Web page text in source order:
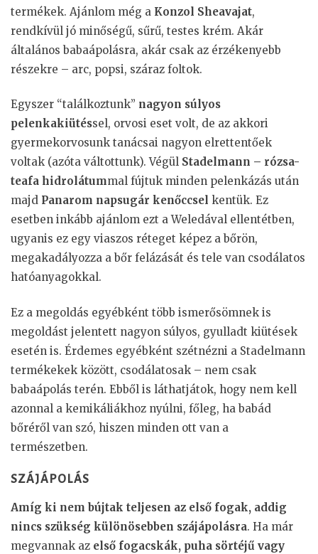
termékek. Ajánlom még a Konzol Sheavajat,
rendkívül jó minőségű, sűrű, testes krém. Akár
általános babaápolásra, akár csak az érzékenyebb
részekre – arc, popsi, száraz foltok.
Egyszer “találkoztunk” nagyon súlyos
pelenkakiütéssel, orvosi eset volt, de az akkori
gyermekorvosunk tanácsai nagyon elrettentőek
voltak (azóta váltottunk). Végül Stadelmann – rózsa-
teafa hidrolátummal fújtuk minden pelenkázás után
majd Panarom napsugár kenőccsel kentük. Ez
esetben inkább ajánlom ezt a Weledával ellentétben,
ugyanis ez egy viaszos réteget képez a bőrön,
megakadályozza a bőr felázását és tele van csodálatos
hatóanyagokkal.
Ez a megoldás egyébként több ismerősömnek is
megoldást jelentett nagyon súlyos, gyulladt kiütések
esetén is. Érdemes egyébként szétnézni a Stadelmann
termékekek között, csodálatosak – nem csak
babaápolás terén. Ebből is láthatjátok, hogy nem kell
azonnal a kemikáliákhoz nyúlni, főleg, ha babád
bőréről van szó, hiszen minden ott van a
természetben.
SZÁJÁPOLÁS
Amíg ki nem bújtak teljesen az első fogak, addig
nincs szükség különösebben szájápolásra. Ha már
megvannak az első fogacskák, puha sörtéjű vagy